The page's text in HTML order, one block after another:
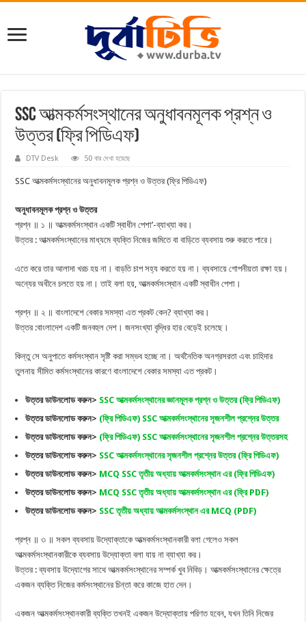
SSC আত্মকর্মসংস্থানের অনুধাবনমূলক প্রশ্ন ও
উত্তর (ফ্রি পিডিএফ)
DTV Desk 50 বার দেখা হয়েছে
SSC আত্মকর্মসংস্থানের অনুধাবনমূলক প্রশ্ন ও উত্তর (ফ্রি পিডিএফ)
অনুধাবনমূলক প্রশ্ন ও উত্তর
প্রশ্ন ॥ ১ ॥ আত্মকর্মসংস্থান একটি স্বাধীন পেশা’-ব্যাখ্যা কর।
উত্তর : আত্মকর্মসংস্থানের মাধ্যমে ব্যক্তি নিজের জমিতে বা বাড়িতে ব্যবসায় শুরু করতে পারে।
এতে করে তার আলাদা খরচ হয় না। বাড়তি চাপ সহ্য করতে হয় না। ব্যবসায়ে গোপনীয়তা রক্ষা হয়।
অন্যের অধীনে চলতে হয় না। তাই বলা হয়, আত্মকর্মসংস্থান একটি স্বাধীন পেশা।
প্রশ্ন ॥ ২ ॥ বাংলাদেশে বেকার সমস্যা এত প্রকট কেন? ব্যাখ্যা কর।
উত্তর :বাংলাদেশ একটি জনবহুল দেশ। জনসংখ্যা বৃদ্ধির হার বেড়েই চলেছে।
কিন্তু সে অনুপাতে কর্মসংস্থান সৃষ্টি করা সম্ভব হচ্ছে না। অর্থনৈতিক অনগ্রসরতা এবং চাহিদার
তুলনায় সীমিত কর্মসংস্থানের কারণে বাংলাদেশে বেকার সমস্যা এত প্রকট।
উত্তর ডাউনলোড করুন> SSC আত্মকর্মসংস্থানের জ্ঞানমূলক প্রশ্ন ও উত্তর (ফ্রি পিডিএফ)
উত্তর ডাউনলোড করুন> (ফ্রি পিডিএফ) SSC আত্মকর্মসংস্থানের সৃজনশীল প্রশ্নের উত্তর
উত্তর ডাউনলোড করুন> (ফ্রি পিডিএফ) SSC আত্মকর্মসংস্থানের সৃজনশীল প্রশ্নের উত্তরসহ
উত্তর ডাউনলোড করুন> SSC আত্মকর্মসংস্থানের সৃজনশীল প্রশ্নের উত্তর (ফ্রি পিডিএফ)
উত্তর ডাউনলোড করুন> MCQ SSC তৃতীয় অধ্যায় আত্মকর্মসংস্থান এর (ফ্রি পিডিএফ)
উত্তর ডাউনলোড করুন> MCQ SSC তৃতীয় অধ্যায় আত্মকর্মসংস্থান এর (ফ্রি PDF)
উত্তর ডাউনলোড করুন> SSC তৃতীয় অধ্যায় আত্মকর্মসংস্থান এর MCQ (PDF)
প্রশ্ন ॥ ৩ ॥ সকল ব্যবসায় উদ্যোক্তাকে আত্মকর্মসংস্থানকারী বলা গেলেও সকল
আত্মকর্মসংস্থানকারীকে ব্যবসায় উদ্যোক্তা বলা যায় না ব্যাখ্যা কর।
উত্তর : ব্যবসায় উদ্যোগের সাথে আত্মকর্মসংস্থানের সম্পর্ক খুব নিবিড়। আত্মকর্মসংস্থানের ক্ষেত্রে
একজন ব্যক্তি নিজের কর্মসংস্থানের চিন্তা করে কাজে হাত দেন।
একজন আত্মকর্মসংস্থানকারী ব্যক্তি তখনই একজন উদ্যোক্তায় পরিণত হবেন, যখন তিনি নিজের